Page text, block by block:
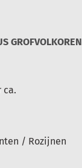
GROFVOLKOREN
ca.
/ Rozijnen